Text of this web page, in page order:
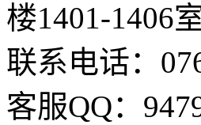
楼1401-1406
联系电话：
客服QQ：